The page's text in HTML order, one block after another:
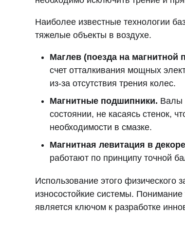
Наиболее известные технологии
тяжелые объекты в воздухе.
Маглев (поезда на магнитной
счет отталкивания мощных
из-за отсутствия трения колес.
Магнитные подшипники. Валы
состоянии, не касаясь стенок,
необходимости в смазке.
Магнитная левитация в
работают по принципу точной
Использование этого физического
износостойкие системы.
является ключом к разработке